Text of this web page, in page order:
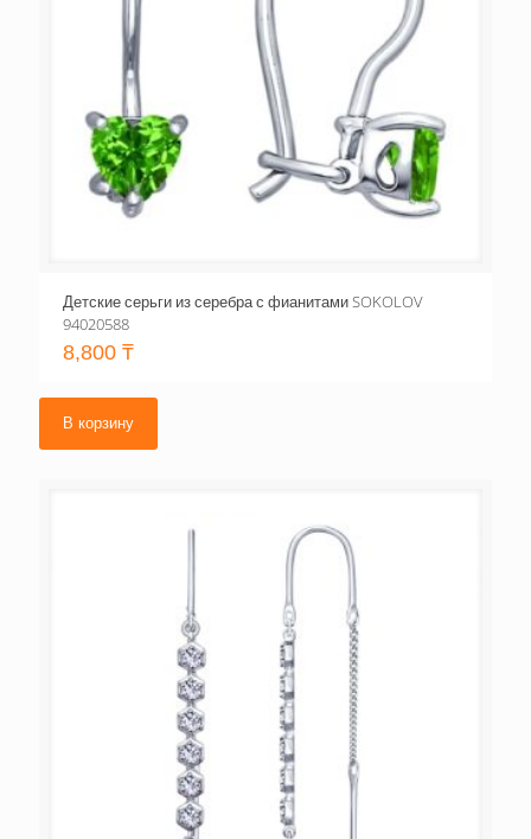
Детские серьги из серебра с фианитами SOKOLOV
94020588
8,800 ₸
В корзину